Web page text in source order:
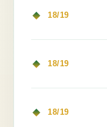
18/19
18/19
18/19